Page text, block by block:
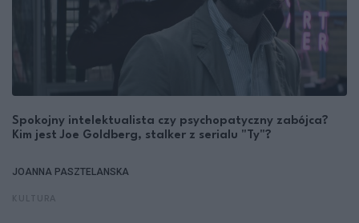
Spokojny intelektualista czy psychopatyczny zabójca?
Kim jest Joe Goldberg, stalker z serialu "Ty"?
JOANNA PASZTELANSKA